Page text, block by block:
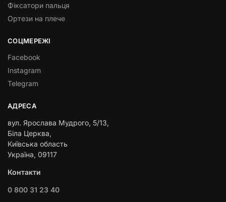
Фіксатори пальця
Ортези на плече
СОЦМЕРЕЖІ
Facebook
Instagram
Telegram
АДРЕСА
вул. Ярослава Мудрого, 5/13,
Біла Церква,
Київська область
Україна, 09117
Контакти
0 800 31 23 40